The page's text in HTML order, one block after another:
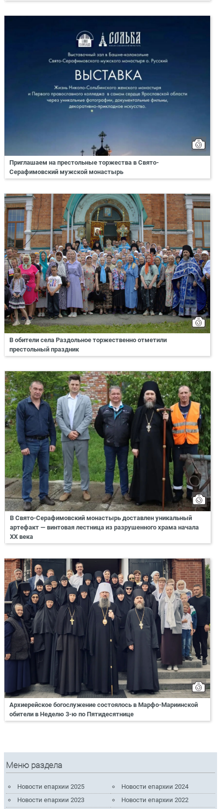
Приглашаем на престольные торжества в Свято-
Серафимовский мужской монастырь
В обители села Раздольное торжественно отметили
престольный праздник
В Свято-Серафимовский монастырь доставлен уникальный
артефакт — винтовая лестница из разрушенного храма начала
XX века
Архиерейское богослужение состоялось в Марфо-Мариинской
обители в Неделю 3-ю по Пятидесятнице
Меню раздела
Новости епархии 2025
Новости епархии 2024
Новости епархии 2023
Новости епархии 2022